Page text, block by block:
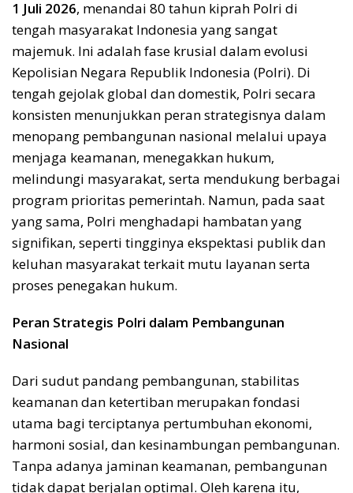
1 Juli 2026, menandai 80 tahun kiprah Polri di
tengah masyarakat Indonesia yang sangat
majemuk. Ini adalah fase krusial dalam evolusi
Kepolisian Negara Republik Indonesia (Polri). Di
tengah gejolak global dan domestik, Polri secara
konsisten menunjukkan peran strategisnya dalam
menopang pembangunan nasional melalui upaya
menjaga keamanan, menegakkan hukum,
melindungi masyarakat, serta mendukung berbagai
program prioritas pemerintah. Namun, pada saat
yang sama, Polri menghadapi hambatan yang
signifikan, seperti tingginya ekspektasi publik dan
keluhan masyarakat terkait mutu layanan serta
proses penegakan hukum.
Peran Strategis Polri dalam Pembangunan
Nasional
Dari sudut pandang pembangunan, stabilitas
keamanan dan ketertiban merupakan fondasi
utama bagi terciptanya pertumbuhan ekonomi,
harmoni sosial, dan kesinambungan pembangunan.
Tanpa adanya jaminan keamanan, pembangunan
tidak dapat berjalan optimal. Oleh karena itu,